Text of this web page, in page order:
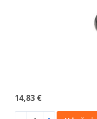
14,83 €